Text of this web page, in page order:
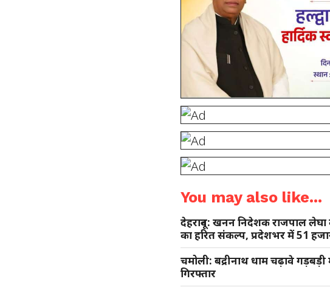
You may also like...
देहरादून: खनन निदेशक राजपाल
का हरित संकल्प, प्रदेशभर में 51
चमोली: बद्रीनाथ धाम चढ़ावे
गिरफ्तार